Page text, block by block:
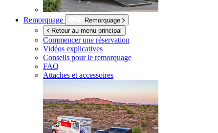
Remorquage
Remorquage
Retour au menu principal
Commencer une réservation
Vidéos explicatives
Conseils pour le remorquage
FAQ
Attaches et accessoires